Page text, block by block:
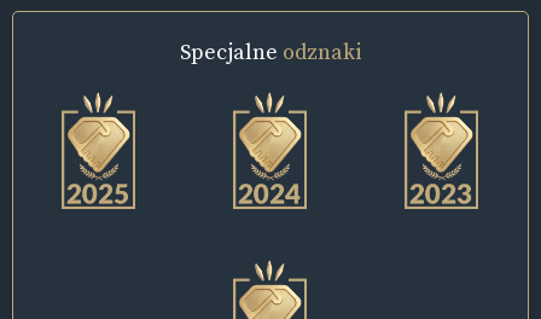
Specjalne odznaki